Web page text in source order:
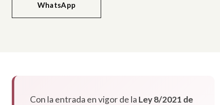
WhatsApp
Con la entrada en vigor de la Ley 8/2021 de